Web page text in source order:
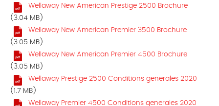
Wellaway New American Prestige 2500 Brochure
(3.04 MB)
Wellaway New American Premier 3500 Brochure
(3.05 MB)
Wellaway New American Premier 4500 Brochure
(3.05 MB)
Wellaway Prestige 2500 Conditions generales 2020
(1.7 MB)
Wellaway Premier 4500 Conditions generales 2020